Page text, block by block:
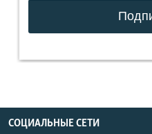
СОЦИАЛЬНЫЕ СЕТИ